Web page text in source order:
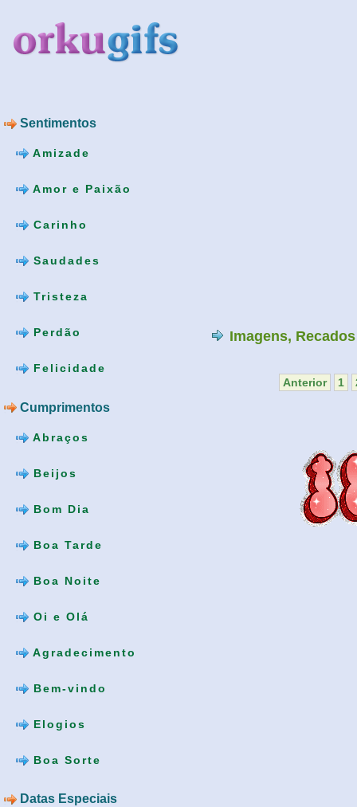
Sentimentos
Amizade
Amor e Paixão
Carinho
Saudades
Tristeza
Perdão
Felicidade
Cumprimentos
Abraços
Beijos
Bom Dia
Boa Tarde
Boa Noite
Oi e Olá
Agradecimento
Bem-vindo
Elogios
Boa Sorte
Datas Especiais
Imagens,
Anterior 1